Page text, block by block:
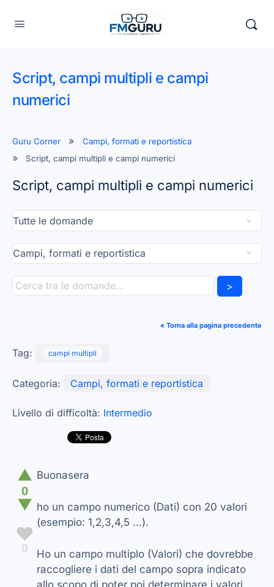
Script, campi multipli e campi
numerici
Guru Corner
Campi, formati e reportistica
Script, campi multipli e campi numerici
Script, campi multipli e campi numerici
>
« Torna alla pagina precedente
Tag: campi multipli
Categoria: Campi, formati e reportistica
Livello di difficoltà: Intermedio
▲
0
▼
♥
0
Buonasera
ho un campo numerico (Dati) con 20 valori
(esempio: 1,2,3,4,5 …).
Ho un campo multiplo (Valori) che dovrebbe
raccogliere i dati del campo sopra indicato
allo scopo di poter poi determinare i valori